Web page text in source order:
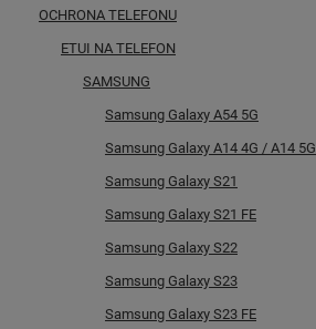
OCHRONA TELEFONU
ETUI NA TELEFON
SAMSUNG
Samsung Galaxy A54 5G
Samsung Galaxy A14 4G / A14 5G
Samsung Galaxy S21
Samsung Galaxy S21 FE
Samsung Galaxy S22
Samsung Galaxy S23
Samsung Galaxy S23 FE